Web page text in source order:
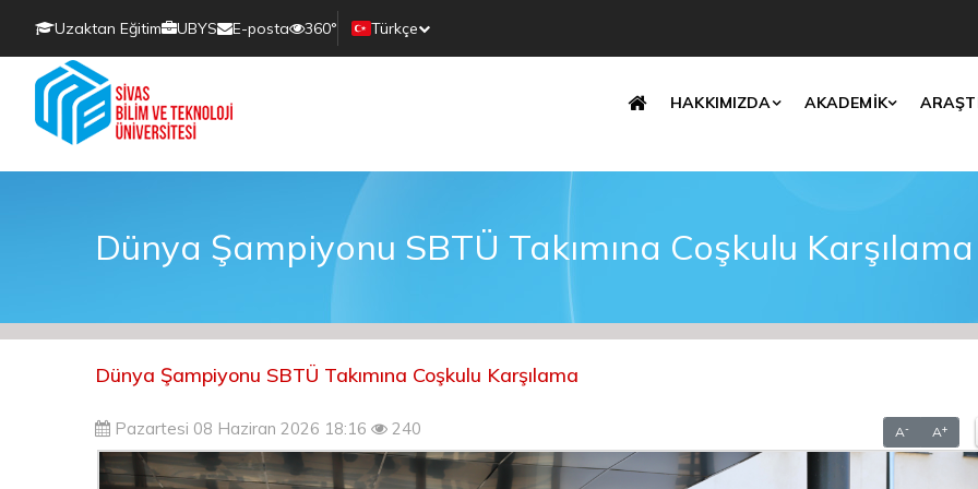
Uzaktan Eğitim UBYS E-posta 360°
Türkçe
Translate
HAKKIMIZDA AKADEMİK
Dünya Şampiyonu SBTÜ Takımına Coşkulu Karşılama
Dünya Şampiyonu SBTÜ Takımına Coşkulu Karşılama
Pazartesi 08 Haziran 2026 18:16 240 A- A+